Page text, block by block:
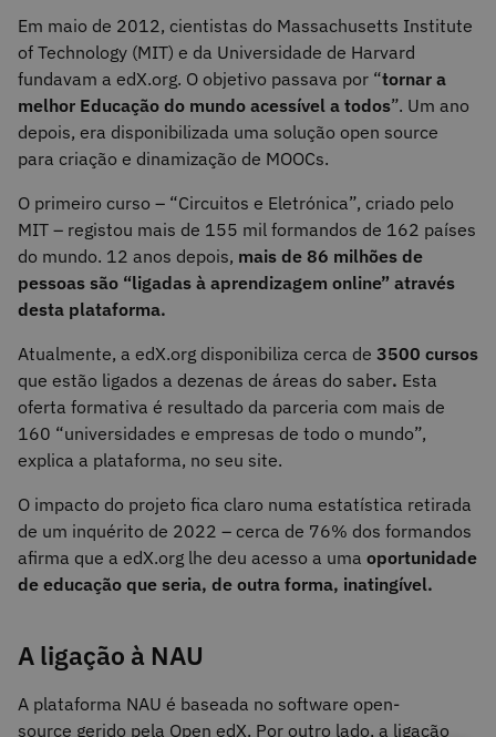
Em maio de 2012, cientistas do Massachusetts Institute
of Technology (MIT) e da Universidade de Harvard
fundavam a edX.org. O objetivo passava por “tornar a
melhor Educação do mundo acessível a todos”. Um ano
depois, era disponibilizada uma solução open source
para criação e dinamização de MOOCs.
O primeiro curso – “Circuitos e Eletrónica”, criado pelo
MIT – registou mais de 155 mil formandos de 162 países
do mundo. 12 anos depois, mais de 86 milhões de
pessoas são “ligadas à aprendizagem online” através
desta plataforma.
Atualmente, a edX.org disponibiliza cerca de 3500 cursos
que estão ligados a dezenas de áreas do saber. Esta
oferta formativa é resultado da parceria com mais de
160 “universidades e empresas de todo o mundo”,
explica a plataforma, no seu site.
O impacto do projeto fica claro numa estatística retirada
de um inquérito de 2022 – cerca de 76% dos formandos
afirma que a edX.org lhe deu acesso a uma oportunidade
de educação que seria, de outra forma, inatingível.
A ligação à NAU
A plataforma NAU é baseada no software open-
source gerido pela Open edX. Por outro lado, a ligação